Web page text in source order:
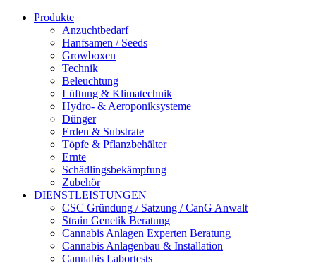
Produkte
Anzuchtbedarf
Hanfsamen / Seeds
Growboxen
Technik
Beleuchtung
Lüftung & Klimatechnik
Hydro- & Aeroponiksysteme
Dünger
Erden & Substrate
Töpfe & Pflanzbehälter
Ernte
Schädlingsbekämpfung
Zubehör
DIENSTLEISTUNGEN
CSC Gründung / Satzung / CanG Anwalt
Strain Genetik Beratung
Cannabis Anlagen Experten Beratung
Cannabis Anlagenbau & Installation
Cannabis Labortests